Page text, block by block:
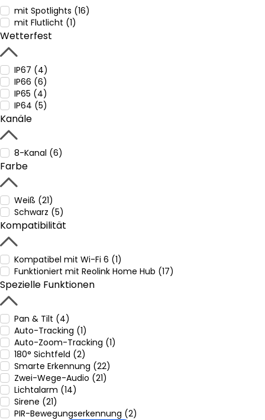
mit Spotlights (16)
mit Flutlicht (1)
Wetterfest
IP67 (4)
IP66 (6)
IP65 (4)
IP64 (5)
Kanäle
8-Kanal (6)
Farbe
Weiß (21)
Schwarz (5)
Kompatibilität
Kompatibel mit Wi-Fi 6 (1)
Funktioniert mit Reolink Home Hub (17)
Spezielle Funktionen
Pan & Tilt (4)
Auto-Tracking (1)
Auto-Zoom-Tracking (1)
180° Sichtfeld (2)
Smarte Erkennung (22)
Zwei-Wege-Audio (21)
Lichtalarm (14)
Sirene (21)
PIR-Bewegungserkennung (2)